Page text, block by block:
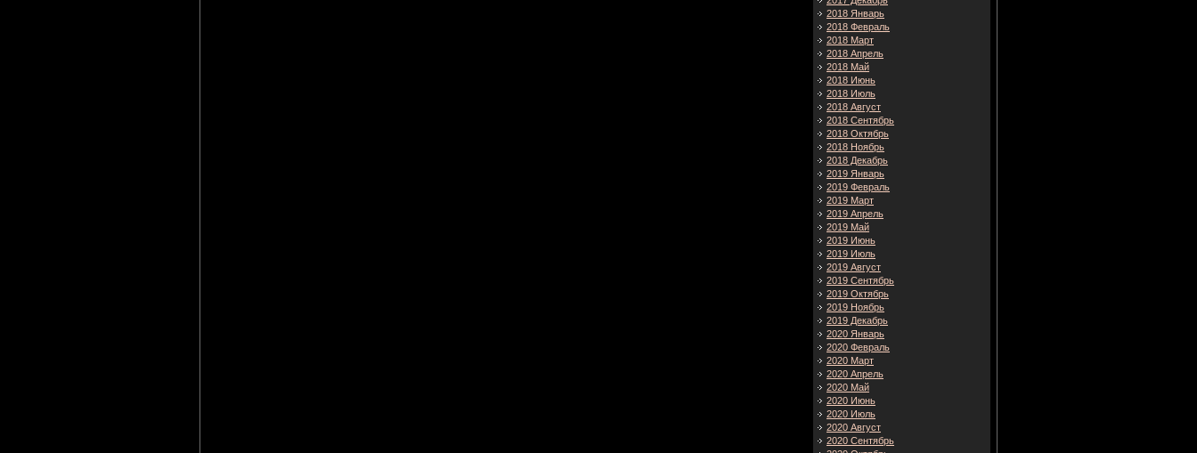
2018 Январь
2018 Февраль
2018 Март
2018 Апрель
2018 Май
2018 Июнь
2018 Июль
2018 Август
2018 Сентябрь
2018 Октябрь
2018 Ноябрь
2018 Декабрь
2019 Январь
2019 Февраль
2019 Март
2019 Апрель
2019 Май
2019 Июнь
2019 Июль
2019 Август
2019 Сентябрь
2019 Октябрь
2019 Ноябрь
2019 Декабрь
2020 Январь
2020 Февраль
2020 Март
2020 Апрель
2020 Май
2020 Июнь
2020 Июль
2020 Август
2020 Сентябрь